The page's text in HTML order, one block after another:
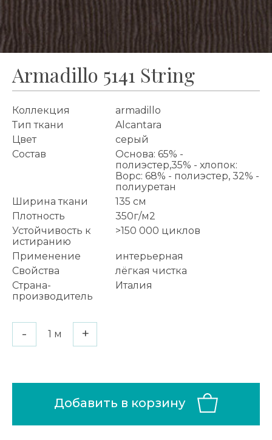
Armadillo 5141 String
Коллекция
armadillo
Тип ткани
Alcantara
Цвет
серый
Состав
Основа: 65% -
полиэстер,35% - хлопок:
Ворс: 68% - полиэстер, 32% -
полиуретан
Ширина ткани
135 см
Плотность
350г/м2
Устойчивость к
истиранию
>150 000 циклов
Применение
интерьерная
Свойства
лёгкая чистка
Страна-
производитель
Италия
- 1 м +
Добавить в корзину